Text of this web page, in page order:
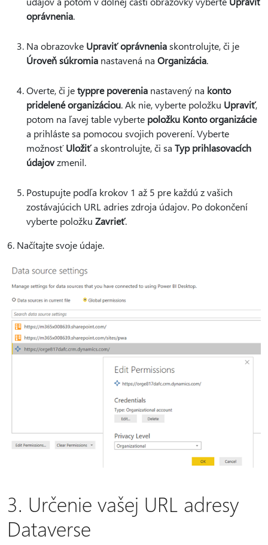
oprávnenia.
Na obrazovke Upraviť oprávneniaskontrolujte, či je
Úroveň súkromia nastavená na Organizácia.
Overte, či jetyppre poverenia nastavený na konto
pridelené organizáciou. Ak nie, vyberte položku Upraviť,
potom na ľavej table vyberte položku Konto organizácie
a prihláste sa pomocou svojich poverení. Vyberte
možnosťUložiťa skontrolujte, či sa Typ prihlasovacích
údajovzmenil.
Postupujte podľa krokov 1 až 5 pre každú z vašich
zostávajúcich URL adries zdroja údajov. Po dokončení
vyberte položku Zavrieť.
6. Načítajte svoje údaje.
3. Určenie vašej URL adresy
Dataverse